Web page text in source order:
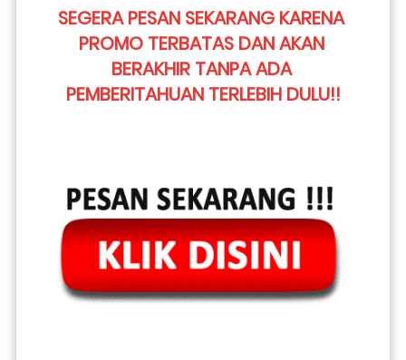
SEGERA PESAN SEKARANG KARENA
PROMO TERBATAS DAN AKAN
BERAKHIR TANPA ADA
PEMBERITAHUAN TERLEBIH DULU!!